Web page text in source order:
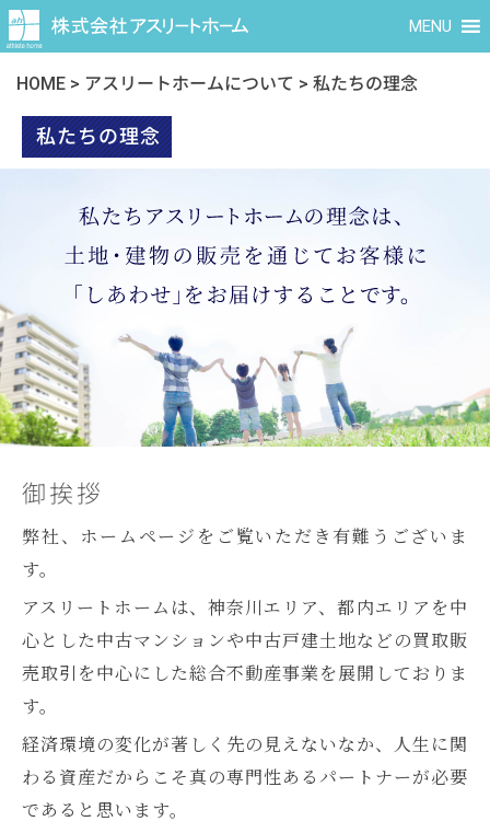
MENU
HOME > アスリートホームについて > 私たちの理念
私たちの理念
御挨拶
弊社、ホームページをご覧いただき有難うございま
す。
アスリートホームは、神奈川エリア、都内エリアを中
心とした中古マンションや中古戸建土地などの買取販
売取引を中心にした総合不動産事業を展開しておりま
す。
経済環境の変化が著しく先の見えないなか、人生に関
わる資産だからこそ真の専門性あるパートナーが必要
であると思います。